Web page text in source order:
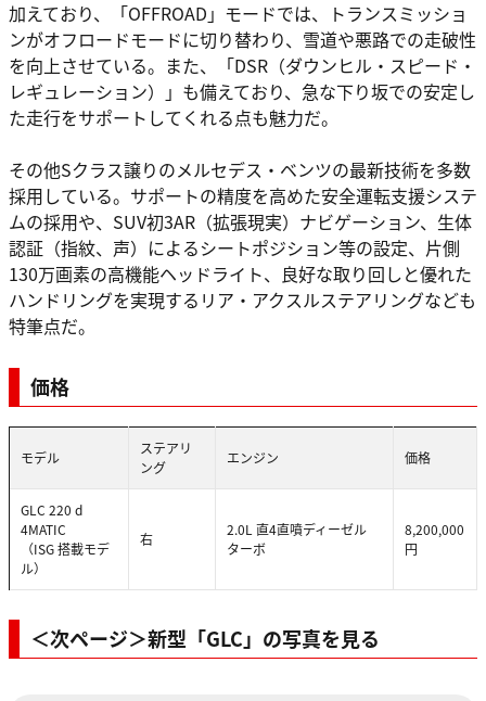
加えており、「OFFROAD」モードでは、トランスミッショ
ンがオフロードモードに切り替わり、雪道や悪路での走破性
を向上させている。また、「DSR（ダウンヒル・スピード・
レギュレーション）」も備えており、急な下り坂での安定し
た走行をサポートしてくれる点も魅力だ。
その他Sクラス譲りのメルセデス・ベンツの最新技術を多数
採用している。サポートの精度を高めた安全運転支援システ
ムの採用や、SUV初3AR（拡張現実）ナビゲーション、生体
認証（指紋、声）によるシートポジション等の設定、片側
130万画素の高機能ヘッドライト、良好な取り回しと優れた
ハンドリングを実現するリア・アクスルステアリングなども
特筆点だ。
価格
モデル
ステアリ
ング
エンジン 価格
GLC 220 d
4MATIC
（ISG 搭載モデ
ル）
右
2.0L 直4直噴ディーゼル
ターボ
8,200,000
円
＜次ページ＞新型「GLC」の写真を見る